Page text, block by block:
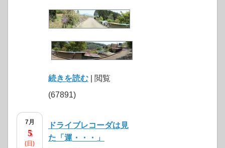
続きを読む | 閲覧
(67891)
7月
5
(日)
ドライブレコーダは見
た「運・・・」